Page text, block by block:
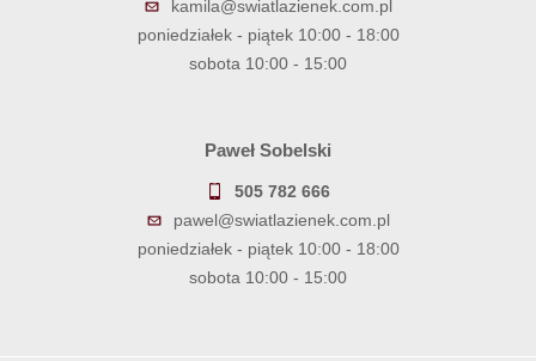
kamila@swiatlazienek.com.pl
poniedziałek - piątek 10:00 - 18:00
sobota 10:00 - 15:00
Paweł Sobelski
505 782 666
pawel@swiatlazienek.com.pl
poniedziałek - piątek 10:00 - 18:00
sobota 10:00 - 15:00